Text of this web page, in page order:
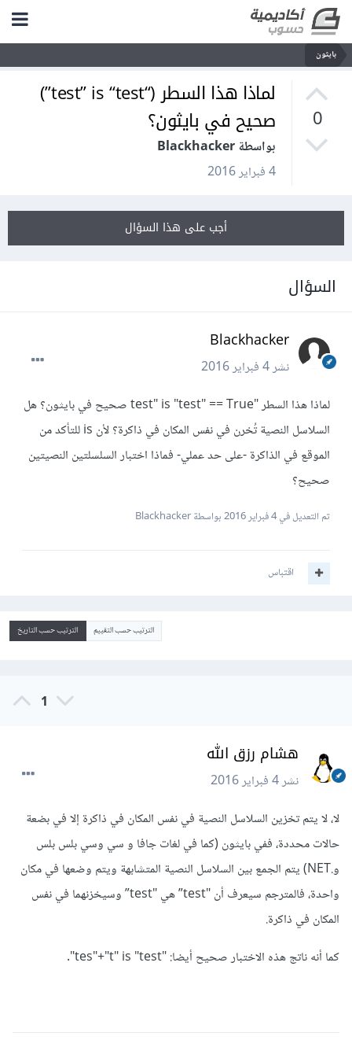
بايثون
0
لماذا هذا السطر (“test” is “test”)
صحيح في بايثون؟
بواسطة Blackhacker
4 فبراير 2016
أجب على هذا السؤال
السؤال
Blackhacker
نشر4 فبراير 2016
لماذا هذا السطر "test" is "test" == True صحيح في بايثون؟ هل
السلاسل النصية تُخرن في نفس المكان في ذاكرة؟ لأن is للتأكد من
الموقع في الذاكرة -على حد عملي- فماذا اختبار السلسلتين النصيتين
صحيح؟
تم التعديل في4 فبراير 2016 بواسطة Blackhacker
اقتباس
الترتيب حسب التقييم الترتيب حسب التاريخ
1
هشام رزق الله
نشر4 فبراير 2016
لا، لا يتم تخزين السلاسل النصية في نفس المكان في ذاكرة إلا في بضعة
حالات محددة، ففي بايثون (كما في لغات جافا و سي وسي بلس بلس
و.NET) يتم الجمع بين السلاسل النصية المتشابهة ويتم وضعها في مكان
واحدة، فالمترجم سيعرف أن "test” هي "test” وسيخزنهما في نفس
المكان في ذاكرة.
كما أنه ناتج هذه الاختبار صحيح أيضا: "tes"+"t" is "test".